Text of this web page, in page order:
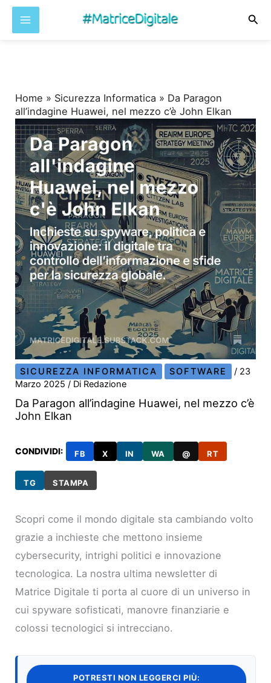
Home » Sicurezza Informatica » Da Paragon
all’indagine Huawei, nel mezzo c’è John Elkan
SICUREZZA INFORMATICA SOFTWARE / 23
Marzo 2025/ Di Redazione
Da Paragon all’indagine Huawei, nel mezzo c’è
John Elkan
CONDIVIDI: FB X IN WA @ RT
TG STAMPA
Scopri come il mondo digitale sta cambiando volto
grazie a inchieste che mettono insieme
cybersecurity, intrighi politici e innovazione
tecnologica. La nostra ultima newsletter di
Matrice Digitale ti porta al cuore di un universo in
cui spyware sofisticati, manovre finanziarie e
colossi tecnologici si intrecciano.
POTRESTI NON LEGGERCI PIÙ: